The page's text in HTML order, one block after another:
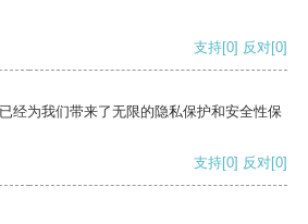
支持[0] 反对[0]
经为我们带来了无限的隐私保护和安全性保
支持[0] 反对[0]